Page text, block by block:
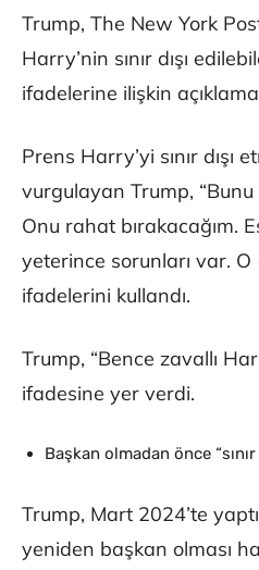
Trump, The New York
Harry’nin sınır dışı
ifadelerine ilişkin
Prens Harry’yi sınır dışı
vurgulayan Trump,
Onu rahat bırakacağım.
yeterince sorunları var. O
ifadelerini kullandı.
Trump, “Bence zavallı
ifadesine yer verdi.
Başkan olmadan önce
Trump, Mart 2024’te
yeniden başkan olması